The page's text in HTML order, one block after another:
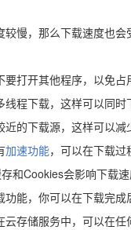
慢，那么下载速度也
打开其他程序，以免占
程下载，这样可以同时
近的下载源，这样可以减
加速功能，可以在下载过
和Cookies会影响下载
能，你可以在下载完
存储服务中，可以在任